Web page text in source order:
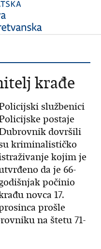
krađe
službenici
postaje
dovršili
kriminalističko
kojim je
da je 66-
počinio
novca 17.
prošle
na štetu 71-